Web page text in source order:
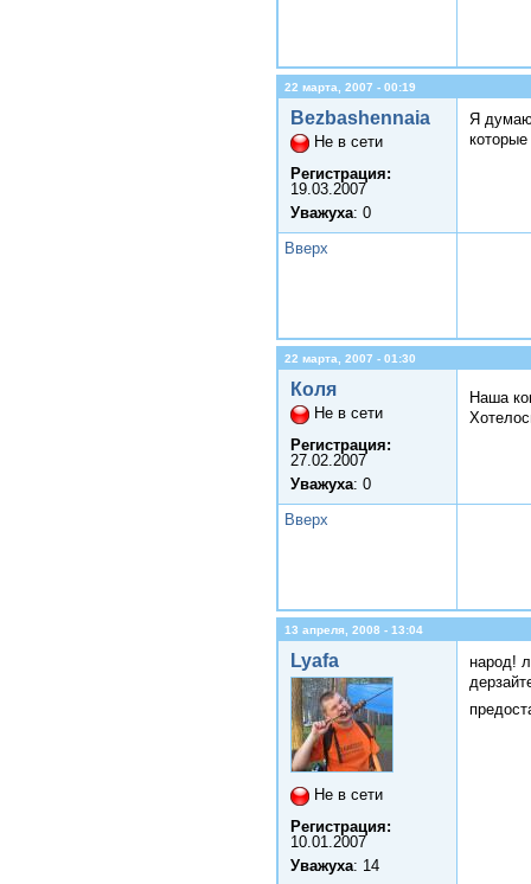
22 марта, 2007 - 00:19
Bezbashennaia
Не в сети
Регистрация:
19.03.2007
Уважуха: 0
Я думаю
Вверх
22 марта, 2007 - 01:30
Коля
Не в сети
Регистрация:
27.02.2007
Уважуха: 0
Наша
Вверх
13 апреля, 2008 - 13:04
Lyafa
Не в сети
Регистрация:
10.01.2007
Уважуха: 14
народ!